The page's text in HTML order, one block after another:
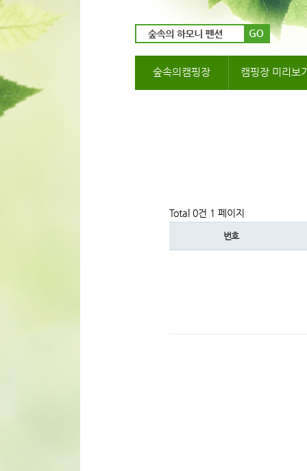
숲속의캠핑장 캠핑장 미리보
Total 0건 1 페이지
번호